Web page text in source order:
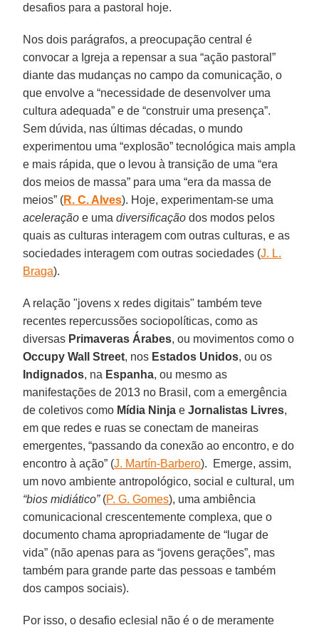
desafios para a pastoral hoje.
Nos dois parágrafos, a preocupação central é
convocar a Igreja a repensar a sua “ação pastoral”
diante das mudanças no campo da comunicação, o
que envolve a “necessidade de desenvolver uma
cultura adequada” e de “construir uma presença”.
Sem dúvida, nas últimas décadas, o mundo
experimentou uma “explosão” tecnológica mais ampla
e mais rápida, que o levou à transição de uma “era
dos meios de massa” para uma “era da massa de
meios” (R. C. Alves). Hoje, experimentam-se uma
aceleração e umadiversificação dos modos pelos
quais as culturas interagem com outras culturas, e as
sociedades interagem com outras sociedades (J. L.
Braga).
A relação "jovens x redes digitais" também teve
recentes repercussões sociopolíticas, como as
diversas Primaveras Árabes, ou movimentos como o
Occupy Wall Street, nos Estados Unidos, ou os
Indignados, na Espanha, ou mesmo as
manifestações de 2013 no Brasil, com a emergência
de coletivos como Mídia Ninja eJornalistas Livres,
em que redes e ruas se conectam de maneiras
emergentes, “passando da conexão ao encontro, e do
encontro à ação” (J. Martín-Barbero). Emerge, assim,
um novo ambiente antropológico, social e cultural, um
“bios midiático”(P. G. Gomes), uma ambiência
comunicacional crescentemente complexa, que o
documento chama apropriadamente de “lugar de
vida” (não apenas para as “jovens gerações”, mas
também para grande parte das pessoas e também
dos campos sociais).
Por isso, o desafio eclesial não é o de meramente